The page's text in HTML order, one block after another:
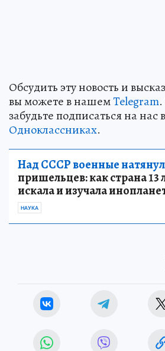
Обсудить эту новость и
вы можете в нашемTelegram
забудьте подписаться на нас
Одноклассниках.
Над СССР военные
пришельцев: как страна 13
искала и изучала
НАУКА